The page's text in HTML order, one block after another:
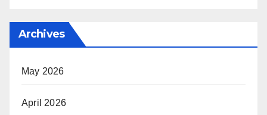
Archives
May 2026
April 2026